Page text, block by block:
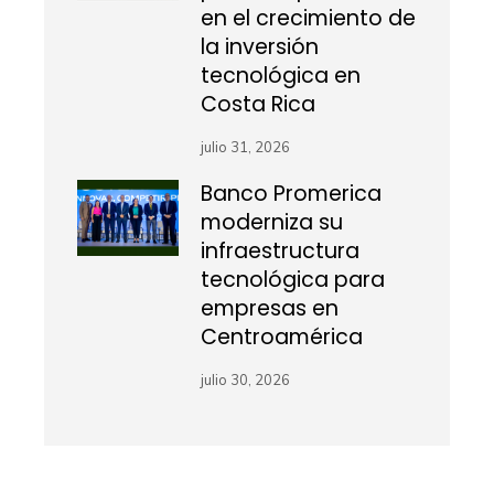
en el crecimiento de
la inversión
tecnológica en
Costa Rica
julio 31, 2026
Banco Promerica
moderniza su
infraestructura
tecnológica para
empresas en
Centroamérica
julio 30, 2026